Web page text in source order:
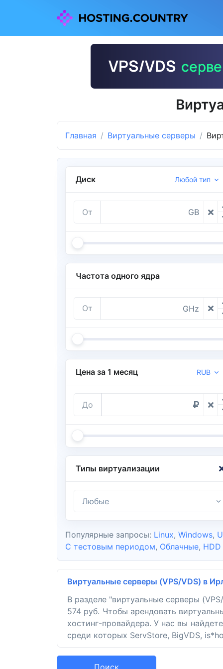
Главная Виртуальные серверы
Диск Любой тип
От GB
Частота одного ядра
От GHz
Цена за 1 месяц RUB
До
Типы виртуализации
Любые
Популярные запросы: Linux, Windows,
С тестовым периодом, Облачные, HDD
Виртуальные серверы (VPS/VDS) в
В разделе "виртуальные серверы
574 руб. Чтобы арендовать
хостинг-провайдера. У нас вы
среди которых ServStore, BigVDS,